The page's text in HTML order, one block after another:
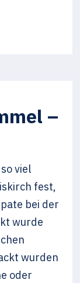
–
viel
fest,
bei der
wurde
wurden
oder